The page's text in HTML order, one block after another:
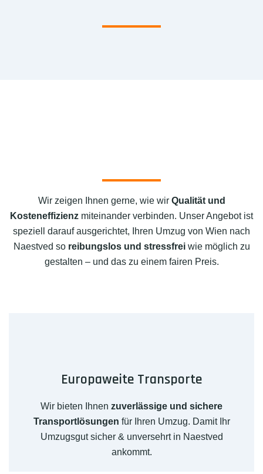
Wir zeigen Ihnen gerne, wie wir Qualität und
Kosteneffizienz miteinander verbinden. Unser Angebot ist
speziell darauf ausgerichtet, Ihren Umzug von Wien nach
Naestved so reibungslos und stressfreiwie möglich zu
gestalten – und das zu einem fairen Preis.
Europaweite Transporte
Wir bieten Ihnen zuverlässige und sichere
Transportlösungen für Ihren Umzug. Damit Ihr
Umzugsgut sicher & unversehrt in Naestved
ankommt.